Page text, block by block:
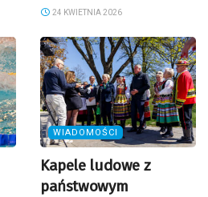
24 KWIETNIA 2026
WIADOMOŚCI
Kapele ludowe z
państwowym